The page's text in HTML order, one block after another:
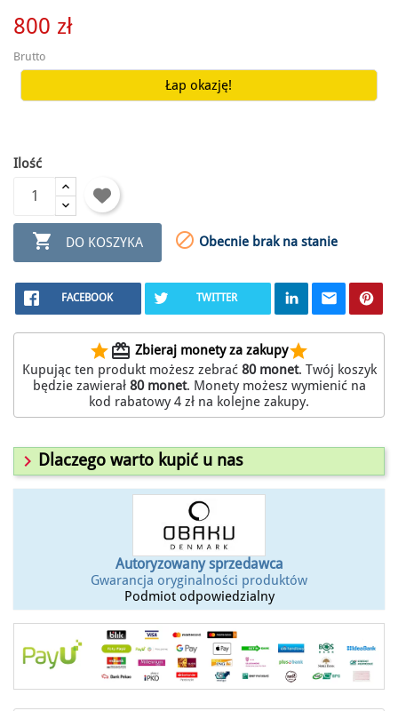
800 zł
Brutto
Łap okazję!
Ilość
 DO KOSZYKA  Obecnie brak na stanie
FACEBOOK TWITTER
starredeem Zbieraj monety za zakupystar
Kupując ten produkt możesz zebrać 80monet. Twój koszyk
będzie zawierał 80monet. Monety możesz wymienić na
kod rabatowy 4 zł na kolejne zakupy.
 Dlaczego warto kupić u nas
Autoryzowany sprzedawca
Gwarancja oryginalności produktów
Podmiot odpowiedzialny